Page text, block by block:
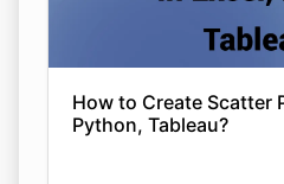
How to Create Scatter
Python, Tableau?